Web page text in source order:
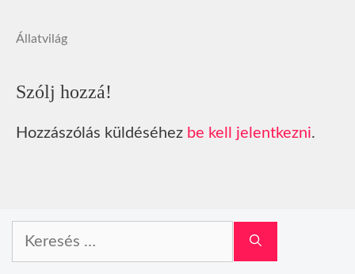
Állatvilág
Szólj hozzá!
Hozzászólás küldéséhez be kell jelentkezni.